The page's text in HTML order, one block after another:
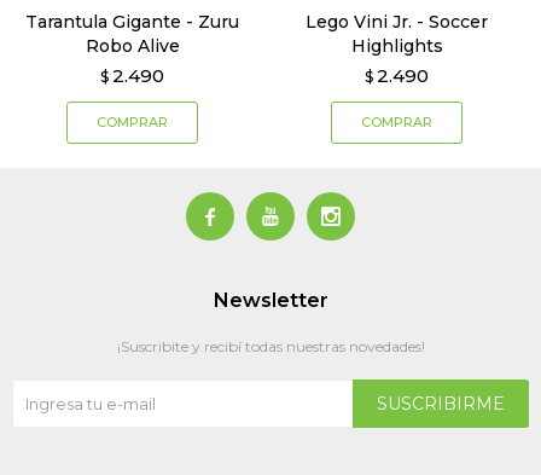
Tarantula Gigante - Zuru
Robo Alive
$ 2.490
Lego Vini Jr. - Soccer
Highlights
$ 2.490
  
Newsletter
¡Suscribite y recibí todas nuestras novedades!
SUSCRIBIRME